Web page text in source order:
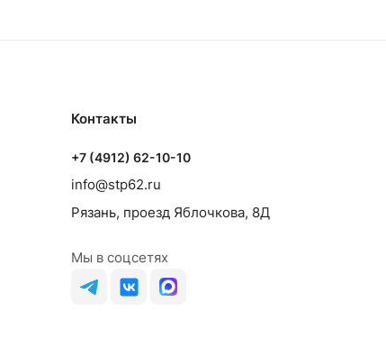
Контакты
+7 (4912) 62-10-10
info@stp62.ru
Рязань, проезд Яблочкова, 8Д
Мы в соцсетях